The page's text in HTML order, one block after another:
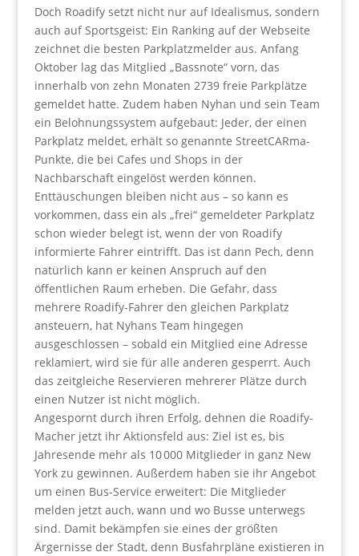
Doch Roadify setzt nicht nur auf Idealismus, sondern
auch auf Sportsgeist: Ein Ranking auf der Webseite
zeichnet die besten Parkplatzmelder aus. Anfang
Oktober lag das Mitglied „Bassnote“ vorn, das
innerhalb von zehn Monaten 2739 freie Parkplätze
gemeldet hatte. Zudem haben Nyhan und sein Team
ein Belohnungssystem aufgebaut: Jeder, der einen
Parkplatz meldet, erhält so genannte StreetCARma-
Punkte, die bei Cafes und Shops in der
Nachbarschaft eingelöst werden können.
Enttäuschungen bleiben nicht aus – so kann es
vorkommen, dass ein als „frei“ gemeldeter Parkplatz
schon wieder belegt ist, wenn der von Roadify
informierte Fahrer eintrifft. Das ist dann Pech, denn
natürlich kann er keinen Anspruch auf den
öffentlichen Raum erheben. Die Gefahr, dass
mehrere Roadify-Fahrer den gleichen Parkplatz
ansteuern, hat Nyhans Team hingegen
ausgeschlossen – sobald ein Mitglied eine Adresse
reklamiert, wird sie für alle anderen gesperrt. Auch
das zeitgleiche Reservieren mehrerer Plätze durch
einen Nutzer ist nicht möglich.
Angespornt durch ihren Erfolg, dehnen die Roadify-
Macher jetzt ihr Aktionsfeld aus: Ziel ist es, bis
Jahresende mehr als 10 000 Mitglieder in ganz New
York zu gewinnen. Außerdem haben sie ihr Angebot
um einen Bus-Service erweitert: Die Mitglieder
melden jetzt auch, wann und wo Busse unterwegs
sind. Damit bekämpfen sie eines der größten
Ärgernisse der Stadt, denn Busfahrpläne existieren in